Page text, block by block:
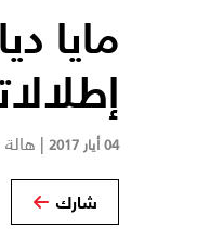
مايا
04 أيار 2017 |
شارك